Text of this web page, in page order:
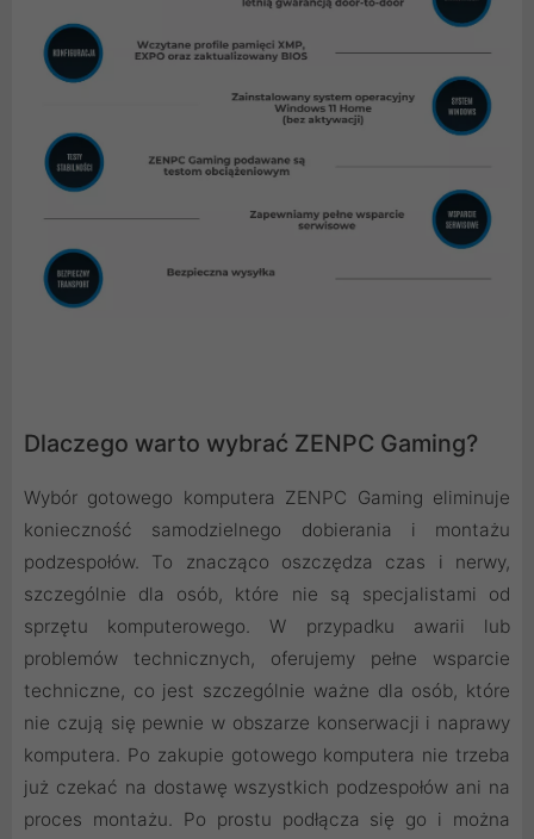
Dlaczego warto wybrać ZENPC Gaming?
Wybór gotowego komputera ZENPC Gaming eliminuje
konieczność samodzielnego dobierania i montażu
podzespołów. To znacząco oszczędza czas i nerwy,
szczególnie dla osób, które nie są specjalistami od
sprzętu komputerowego. W przypadku awarii lub
problemów technicznych, oferujemy pełne wsparcie
techniczne, co jest szczególnie ważne dla osób, które
nie czują się pewnie w obszarze konserwacji i naprawy
komputera. Po zakupie gotowego komputera nie trzeba
już czekać na dostawę wszystkich podzespołów ani na
proces montażu. Po prostu podłącza się go i można